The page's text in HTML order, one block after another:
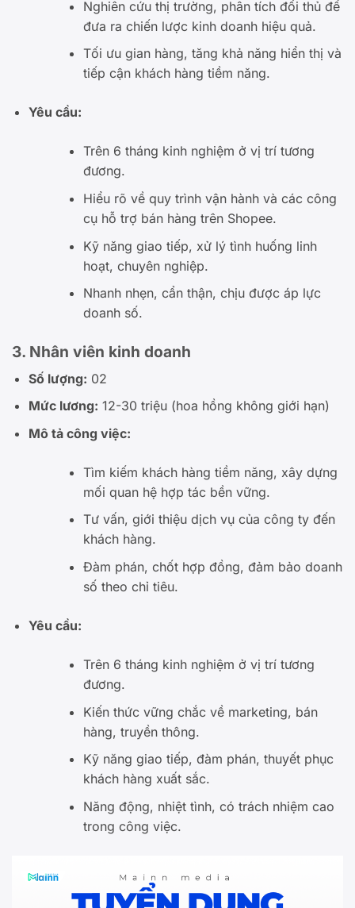
Nghiên cứu thị trường, phân tích đối thủ để
đưa ra chiến lược kinh doanh hiệu quả.
Tối ưu gian hàng, tăng khả năng hiển thị và
tiếp cận khách hàng tiềm năng.
Yêu cầu:
Trên 6 tháng kinh nghiệm ở vị trí tương
đương.
Hiểu rõ về quy trình vận hành và các công
cụ hỗ trợ bán hàng trên Shopee.
Kỹ năng giao tiếp, xử lý tình huống linh
hoạt, chuyên nghiệp.
Nhanh nhẹn, cẩn thận, chịu được áp lực
doanh số.
3. Nhân viên kinh doanh
Số lượng: 02
Mức lương: 12-30 triệu (hoa hồng không giới hạn)
Mô tả công việc:
Tìm kiếm khách hàng tiềm năng, xây dựng
mối quan hệ hợp tác bền vững.
Tư vấn, giới thiệu dịch vụ của công ty đến
khách hàng.
Đàm phán, chốt hợp đồng, đảm bảo doanh
số theo chỉ tiêu.
Yêu cầu:
Trên 6 tháng kinh nghiệm ở vị trí tương
đương.
Kiến thức vững chắc về marketing, bán
hàng, truyền thông.
Kỹ năng giao tiếp, đàm phán, thuyết phục
khách hàng xuất sắc.
Năng động, nhiệt tình, có trách nhiệm cao
trong công việc.